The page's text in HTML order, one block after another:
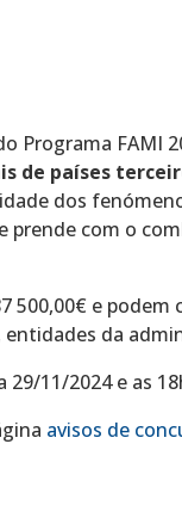
Programa FAMI
de países
dos
prende com o
500,00€ e
da
29/11/2024 e as
avisos de